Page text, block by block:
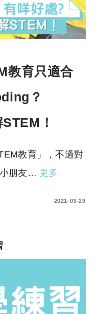
教育只適合
？
！
教育」，不過對
朋友… 更多
2021-03-29